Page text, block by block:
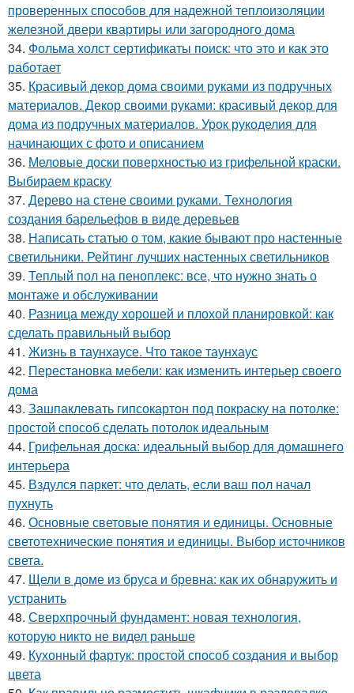
проверенных способов для надежной теплоизоляции
железной двери квартиры или загородного дома
34. Фольма холст сертификаты поиск: что это и как это
работает
35. Красивый декор дома своими руками из подручных
материалов. Декор своими руками: красивый декор для
дома из подручных материалов. Урок рукоделия для
начинающих с фото и описанием
36. Меловые доски поверхностью из грифельной краски.
Выбираем краску
37. Дерево на стене своими руками. Технология
создания барельефов в виде деревьев
38. Написать статью о том, какие бывают про настенные
светильники. Рейтинг лучших настенных светильников
39. Теплый пол на пеноплекс: все, что нужно знать о
монтаже и обслуживании
40. Разница между хорошей и плохой планировкой: как
сделать правильный выбор
41. Жизнь в таунхаусе. Что такое таунхаус
42. Перестановка мебели: как изменить интерьер своего
дома
43. Зашпаклевать гипсокартон под покраску на потолке:
простой способ сделать потолок идеальным
44. Грифельная доска: идеальный выбор для домашнего
интерьера
45. Вздулся паркет: что делать, если ваш пол начал
пухнуть
46. Основные световые понятия и единицы. Основные
светотехнические понятия и единицы. Выбор источников
света.
47. Щели в доме из бруса и бревна: как их обнаружить и
устранить
48. Сверхпрочный фундамент: новая технология,
которую никто не видел раньше
49. Кухонный фартук: простой способ создания и выбор
цвета